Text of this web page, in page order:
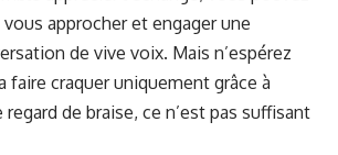
vous approcher et engager une
de vive voix. Mais n’espérez
faire craquer uniquement grâce à
regard de braise, ce n’est pas suffisant